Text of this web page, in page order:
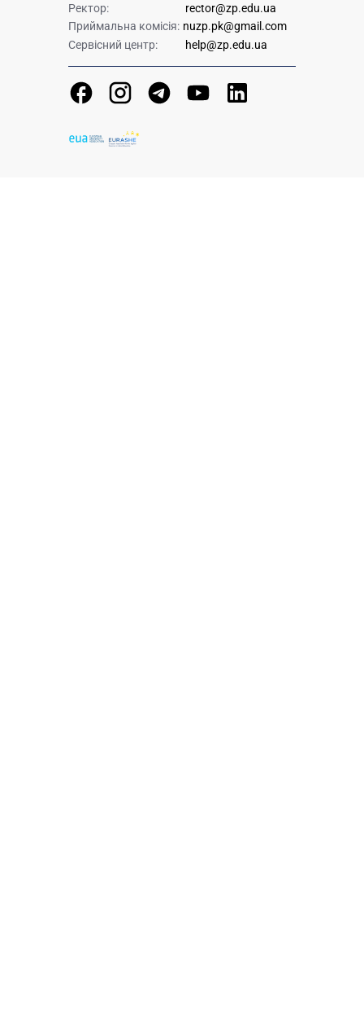
Ректор:
rector@zp.edu.ua
Приймальна комісія: nuzp.pk@gmail.com
Сервісний центр:
help@zp.edu.ua